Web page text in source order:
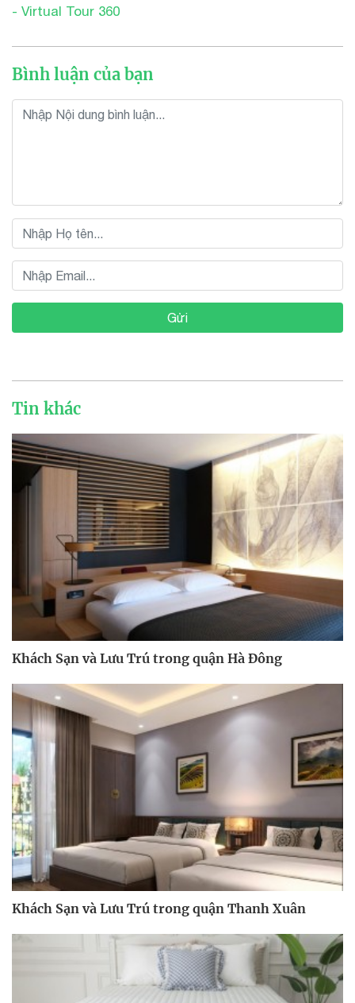
- Virtual Tour 360
Bình luận của bạn
Gửi
Tin khác
Khách Sạn và Lưu Trú trong quận Hà Đông
Khách Sạn và Lưu Trú trong quận Thanh Xuân